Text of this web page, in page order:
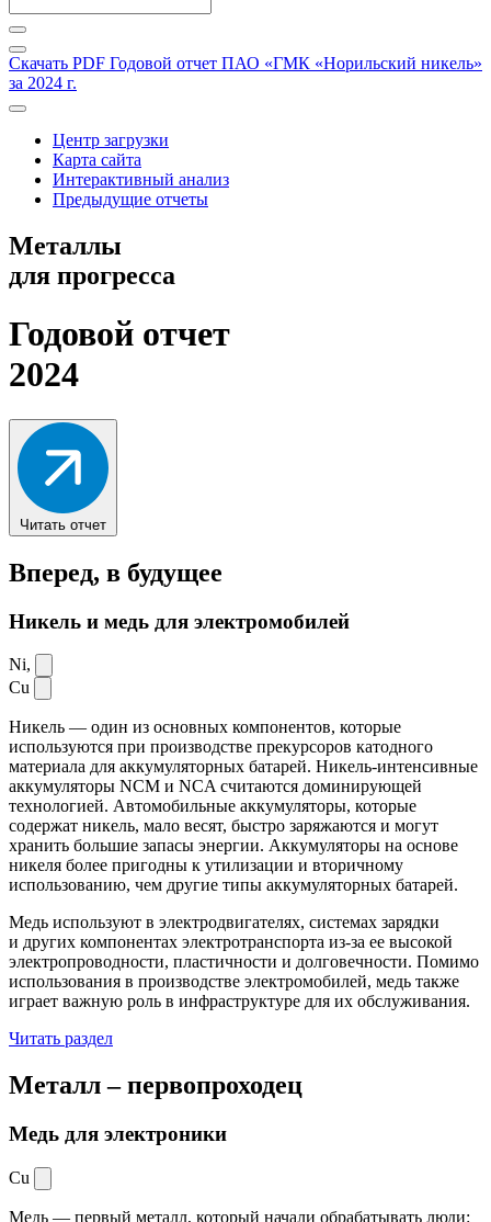
Скачать PDF Годовой отчет ПАО «ГМК «Норильский никель»
за 2024 г.
Центр загрузки
Карта сайта
Интерактивный анализ
Предыдущие отчеты
Металлы
для прогресса
Годовой отчет
2024
Читать отчет
Вперед, в будущее
Никель и медь для электромобилей
Ni,
Cu
Никель — один из основных компонентов, которые
используются при производстве прекурсоров катодного
материала для аккумуляторных батарей. Никель-интенсивные
аккумуляторы NCM и NCA считаются доминирующей
технологией. Автомобильные аккумуляторы, которые
содержат никель, мало весят, быстро заряжаются и могут
хранить большие запасы энергии. Аккумуляторы на основе
никеля более пригодны к утилизации и вторичному
использованию, чем другие типы аккумуляторных батарей.
Медь используют в электродвигателях, системах зарядки
и других компонентах электротранспорта из-за ее высокой
электропроводности, пластичности и долговечности. Помимо
использования в производстве электромобилей, медь также
играет важную роль в инфраструктуре для их обслуживания.
Читать раздел
Металл –первопроходец
Медь для электроники
Cu
Медь — первый металл, который начали обрабатывать люди: